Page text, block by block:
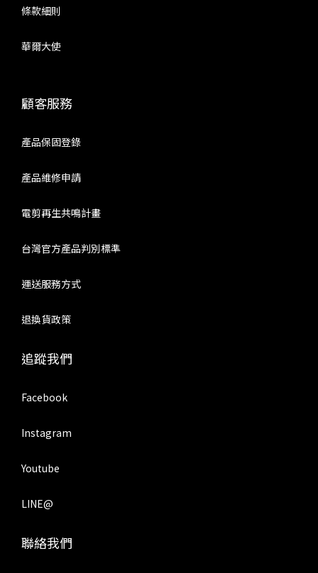
條款細則
華爾大使
顧客服務
產品保固登錄
產品維修申請
電剪再生共鳴計畫
台灣官方產品判別標準
運送服務方式
退換貨政策
追蹤我們
Facebook
Instagram
Youtube
LINE@
聯絡我們